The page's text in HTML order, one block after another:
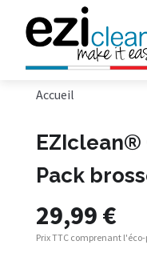
Accueil
EZIclean®
Pack
29,99 €
Prix TTC comprenant